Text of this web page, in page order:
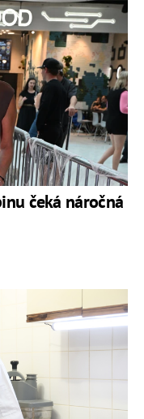
čeká náročná